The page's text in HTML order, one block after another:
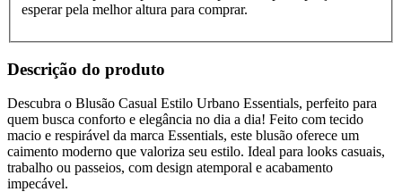
esperar pela melhor altura para comprar.
Descrição do produto
Descubra o Blusão Casual Estilo Urbano Essentials, perfeito para
quem busca conforto e elegância no dia a dia! Feito com tecido
macio e respirável da marca Essentials, este blusão oferece um
caimento moderno que valoriza seu estilo. Ideal para looks casuais,
trabalho ou passeios, com design atemporal e acabamento
impecável.